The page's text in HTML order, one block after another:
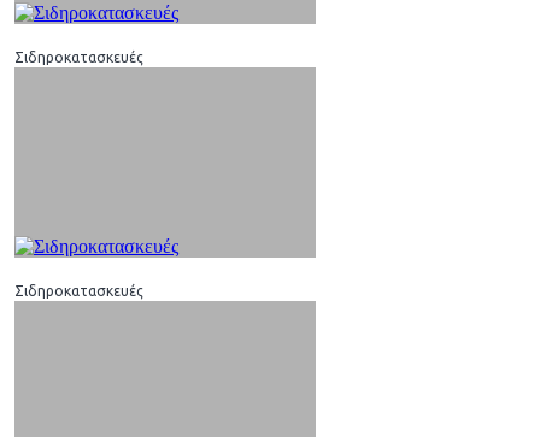
Σιδηροκατασκευές
Σιδηροκατασκευές